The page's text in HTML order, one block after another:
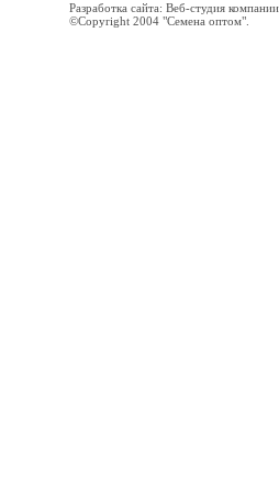
Разработка сайта: Веб-студия
©Copyright 2004 "Семена оптом".